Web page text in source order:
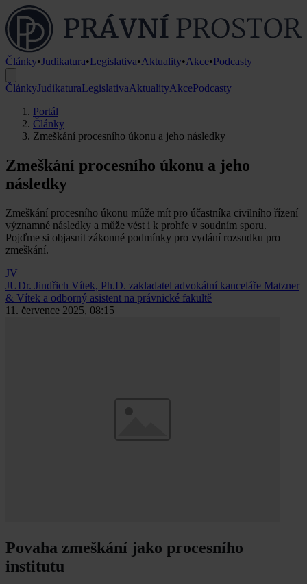
Články•Judikatura•Legislativa•Aktuality•Akce•Podcasty
ČlánkyJudikaturaLegislativaAktualityAkcePodcasty
Portál
Články
Zmeškání procesního úkonu a jeho následky
Zmeškání procesního úkonu a jeho
následky
Zmeškání procesního úkonu může mít pro účastníka civilního řízení
významné následky a může vést i k prohře v soudním sporu.
Pojďme si objasnit zákonné podmínky pro vydání rozsudku pro
zmeškání.
JV
JUDr. Jindřich Vítek, Ph.D. zakladatel advokátní kanceláře Matzner
& Vítek a odborný asistent na právnické fakultě
11. července 2025, 08:15
Povaha zmeškání jako procesního
institutu